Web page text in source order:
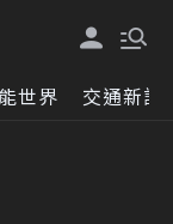
世界 交通新訊